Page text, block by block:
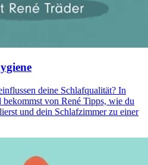
deine Schlafqualität? In
bekommst von René Tipps, wie du
und dein Schlafzimmer zu einer